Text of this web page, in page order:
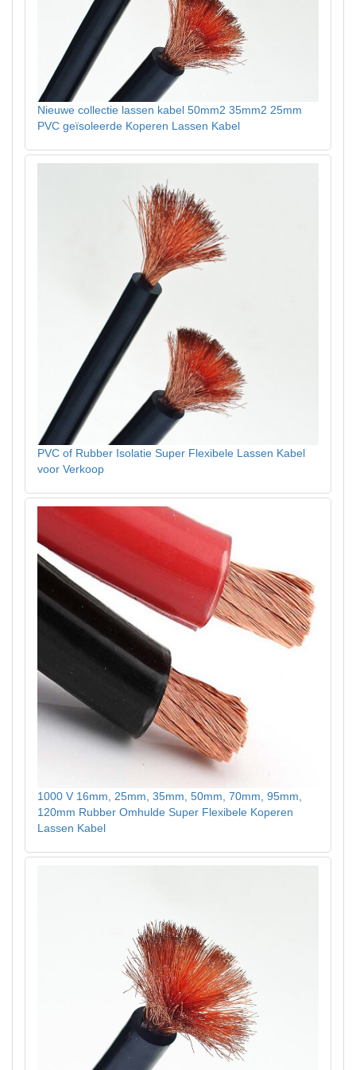
Nieuwe collectie lassen kabel 50mm2 35mm2 25mm
PVC geïsoleerde Koperen Lassen Kabel
PVC of Rubber Isolatie Super Flexibele Lassen Kabel
voor Verkoop
1000 V 16mm, 25mm, 35mm, 50mm, 70mm, 95mm,
120mm Rubber Omhulde Super Flexibele Koperen
Lassen Kabel